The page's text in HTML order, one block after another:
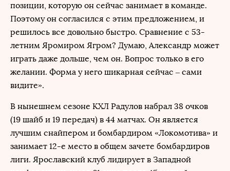
позиции, которую он сейчас занимает в команде.
Поэтому он согласился с этим предложением, и
решилось все довольно быстро. Сравнение с 53-
летним Яромиром Ягром? Думаю, Александр может
играть даже дольше, чем он. Вопрос только в его
желании. Форма у него шикарная сейчас – сами
видите».
В нынешнем сезоне КХЛ Радулов набрал 38 очков
(19 шайб и 19 передач) в 44 матчах. Он является
лучшим снайпером и бомбардиром «Локомотива» и
занимает 12-е место в общем зачете бомбардиров
лиги. Ярославский клуб лидирует в Западной